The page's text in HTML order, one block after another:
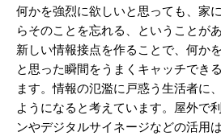
何かを強烈に欲しいと思っても、家
らそのことを忘れる、ということが
新しい情報接点を作ることで、何か
と思った瞬間をうまくキャッチでき
ます。情報の氾濫に戸惑う生活者に
ようになると考えています。屋外で
ンやデジタルサイネージなどの活用